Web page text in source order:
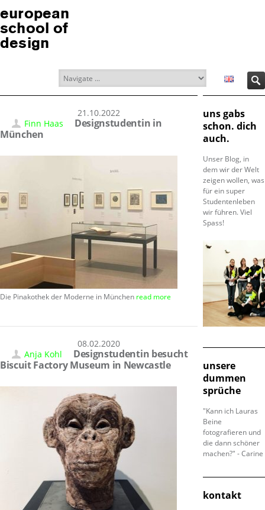
european
school of
design
21.10.2022
Finn Haas
Designstudentin in
München
Die Pinakothek der Moderne in München read more
08.02.2020
Anja Kohl
Designstudentin besucht
Biscuit Factory Museum in Newcastle
uns gabs
schon. dich
auch.
Unser Blog, in
dem wir der Welt
zeigen wollen, was
für ein super
Studentenleben
wir führen. Viel
Spass!
unsere
dummen
sprüche
"Kann ich Lauras
Beine
fotografieren und
die dann schöner
machen?" - Carine
kontakt